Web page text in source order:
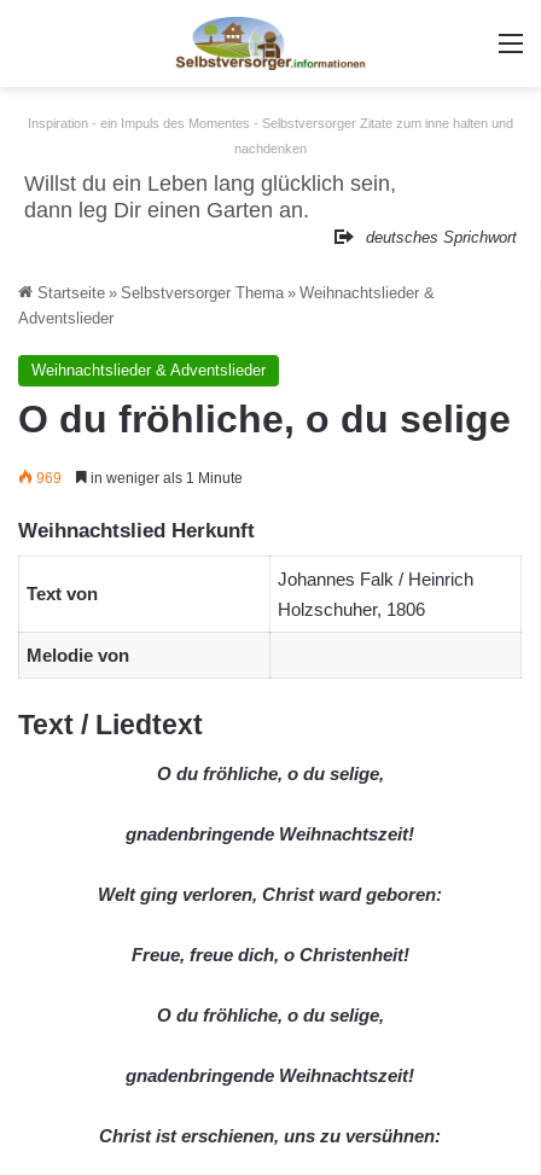
Inspiration - ein Impuls des Momentes - Selbstversorger Zitate zum inne halten und
nachdenken
Willst du ein Leben lang glücklich sein,
dann leg Dir einen Garten an.
deutsches Sprichwort
Startseite » Selbstversorger Thema » Weihnachtslieder &
Adventslieder
Weihnachtslieder & Adventslieder
O du fröhliche, o du selige
969 in weniger als 1 Minute
Weihnachtslied Herkunft
Text von
Johannes Falk / Heinrich
Holzschuher, 1806
Melodie von
Text / Liedtext
O du fröhliche, o du selige,
gnadenbringende Weihnachtszeit!
Welt ging verloren, Christ ward geboren:
Freue, freue dich, o Christenheit!
O du fröhliche, o du selige,
gnadenbringende Weihnachtszeit!
Christ ist erschienen, uns zu versühnen: